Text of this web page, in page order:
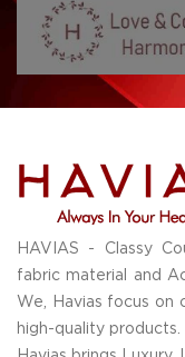
HAVIAS - Classy
fabric material and
We, Havias focus
high-quality products.